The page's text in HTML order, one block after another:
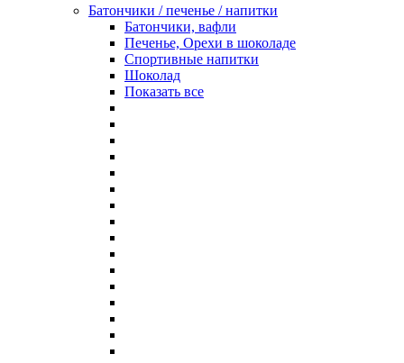
Батончики / печенье / напитки
Батончики, вафли
Печенье, Орехи в шоколаде
Спортивные напитки
Шоколад
Показать все